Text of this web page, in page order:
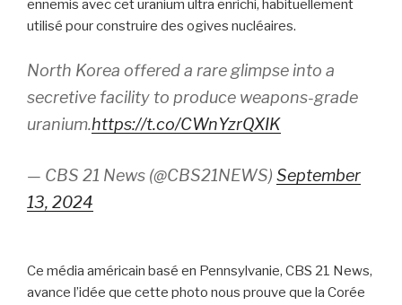
ennemis avec cet uranium ultra enrichi, habituellement
utilisé pour construire des ogives nucléaires.
North Korea offered a rare glimpse into a
secretive facility to produce weapons-grade
uranium.https://t.co/CWnYzrQXIK
— CBS 21 News (@CBS21NEWS) September
13, 2024
Ce média américain basé en Pennsylvanie, CBS 21 News,
avance l’idée que cette photo nous prouve que la Corée